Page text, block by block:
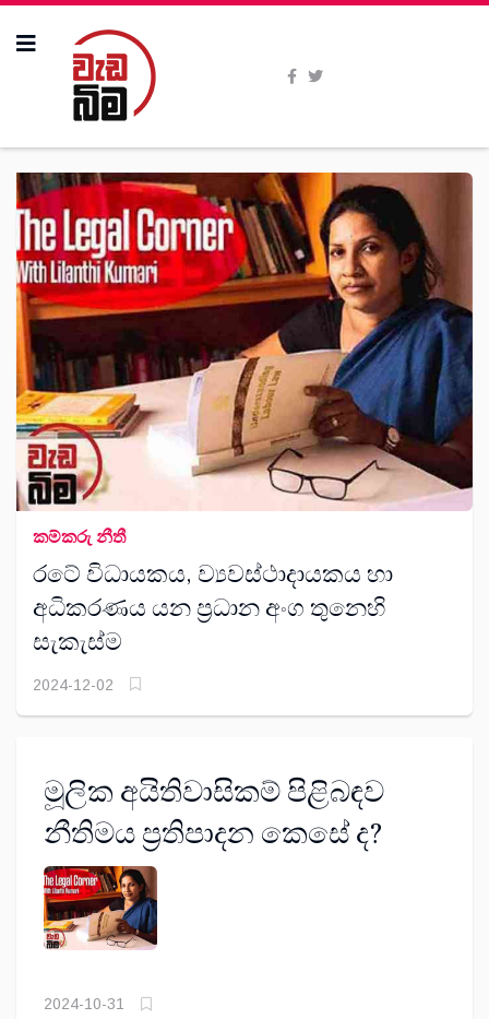
All Stories
කම්කරු නීතී
රටේ විධායකය, ව්‍යවස්ථාදායකය හා
අධිකරණය යන ප්‍රධාන අංග තුනෙහි
සැකැස්ම
2024-12-02
මූලික අයිතිවාසිකම් පිළිබඳව
නීතිමය ප්‍රතිපාදන කෙසේ ද?
2024-10-31